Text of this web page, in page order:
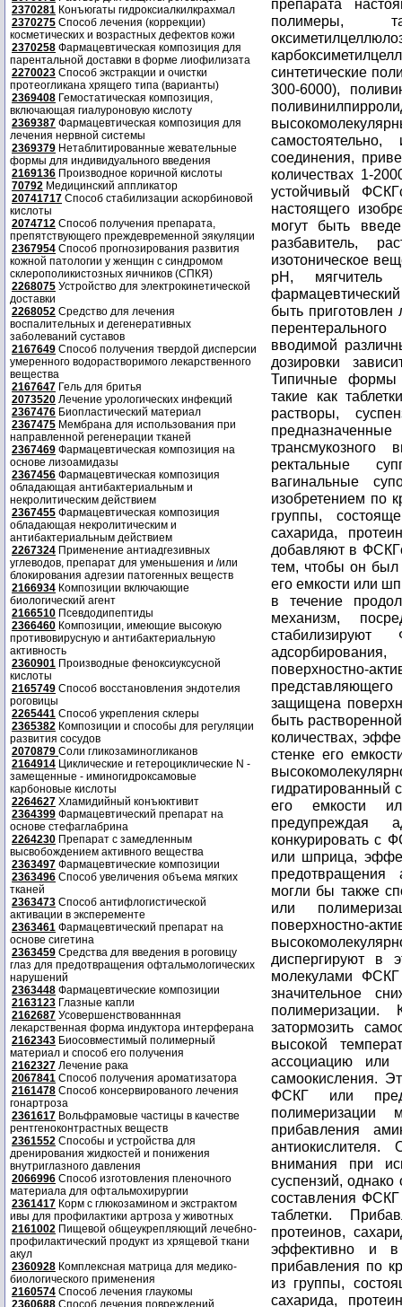
2370281 Конъюгаты гидроксиалкилкрахмал
2370275 Способ лечения (коррекции)
косметических и возрастных дефектов кожи
2370258 Фармацевтическая композиция для
парентальной доставки в форме лиофилизата
2270023 Способ экстракции и очистки
протеогликана хрящего типа (варианты)
2369408 Гемостатическая композиция,
включающая гиалуроновую кислоту
2369387 Фармацевтическая композиция для
лечения нервной системы
2369379 Нетаблитированные жевательные
формы для индивидуального введения
2169136 Производное коричной кислоты
70792 Медицинский аппликатор
20741717 Способ стабилизации аскорбиновой
кислоты
2074712 Способ получения препарата,
препятствующего преждевременной эякуляции
2367954 Способ прогнозирования развития
кожной патологии у женщин с синдромом
склерополикистозных яичников (СПКЯ)
2268075 Устройство для электрокинетической
доставки
2268052 Средство для лечения
воспалительных и дегенеративных
заболеваний суставов
2167649 Способ получения твердой дисперсии
умеренного водорастворимого лекарственного
вещества
2167647 Гель для бритья
2073520 Лечение урологических инфекций
2367476 Биопластический материал
2367475 Мембрана для использования при
направленной регенерации тканей
2367469 Фармацевтическая композиция на
основе лизоамидазы
2367456 Фармацевтическая композиция
обладающая антибактериальным и
некролитическим действием
2367455 Фармацевтическая композиция
обладающая некролитическим и
антибактериальным действием
2267324 Применение антиадгезивных
углеводов, препарат для уменьшения и /или
блокирования адгезии патогенных веществ
2166934 Композиции включающие
биологический агент
2166510 Псевдодипептиды
2366460 Композиции, имеющие высокую
противовирусную и антибактериальную
активность
2360901 Производные феноксиуксусной
кислоты
2165749 Способ восстановления эндотелия
роговицы
2265441 Способ укрепления склеры
2365382 Композиции и способы для регуляции
развития сосудов
2070879 Соли гликозаминогликанов
2164914 Циклические и гетероциклические N -
замещенные - иминогидроксамовые
карбоновые кислоты
2264627 Хламидийный конъюктивит
2364399 Фармацевтический препарат на
основе стефаглабрина
2264230 Препарат с замедленным
высвобождением активного вещества
2363497 Фармацевтические композиции
2363496 Способ увеличения объема мягких
тканей
2363473 Способ антифлогистической
активации в эксперементе
2363461 Фармацевтический препарат на
основе сигетина
2363459 Средства для введения в роговицу
глаз для предотвращения офтальмологических
нарушений
2363448 Фармацевтические композиции
2163123 Глазные капли
2162687 Усовершенствованнная
лекарственная форма индуктора интерферана
2162343 Биосовместимый полимерный
материал и способ его получения
2162327 Лечение рака
2067841 Способ получения ароматизатора
2161478 Способ консервированого лечения
гонартроза
2361617 Вольфрамовые частицы в качестве
рентгеноконтрастных веществ
2361552 Способы и устройства для
дренирования жидкостей и понижения
внутриглазного давления
2066996 Способ изготовления пленочного
материала для офтальмохирургии
2361417 Корм с глюкозамином и экстрактом
ивы для профилактики артроза у животных
2161002 Пищевой общеукрепляющий лечебно-
профилактический продукт из хрящевой ткани
акул
2360928 Комплексная матрица для медико-
биологического применения
2160574 Способ лечения глаукомы
2360688 Способ лечения повреждений